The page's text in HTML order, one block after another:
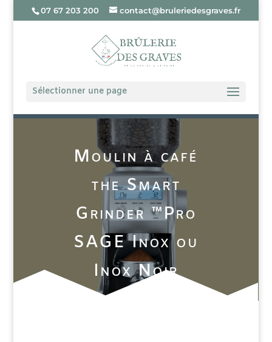
07 67 203 200 contact@bruleriedesgraves.fr
Sélectionner une page
Moulin à café
the Smart
Grinder ™Pro
SAGE Inox ou
Inox Noir